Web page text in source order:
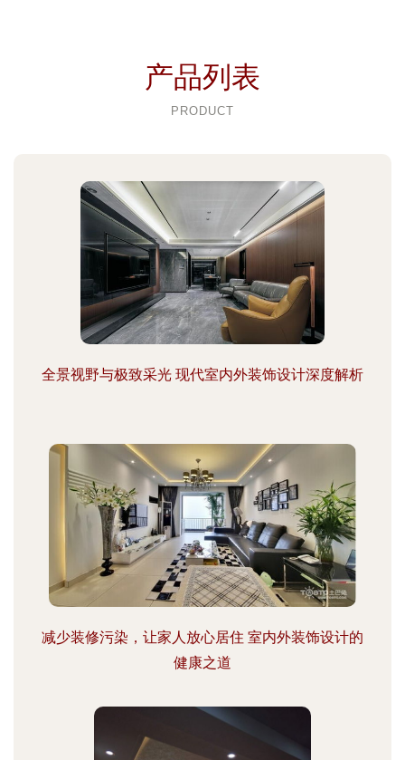
产品列表
PRODUCT
全景视野与极致采光 现代室内外装饰设计深度解析
减少装修污染，让家人放心居住 室内外装饰设计的
健康之道